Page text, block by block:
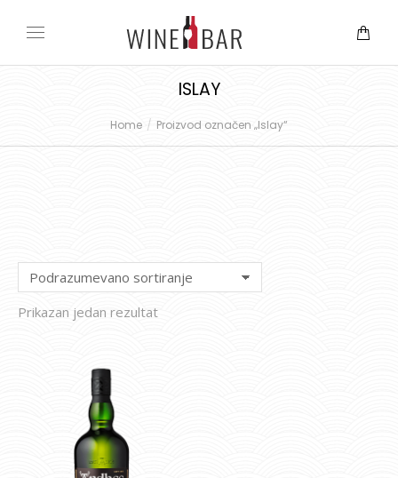
ISLAY
Home Proizvod označen „Islay“
Prikazan jedan rezultat